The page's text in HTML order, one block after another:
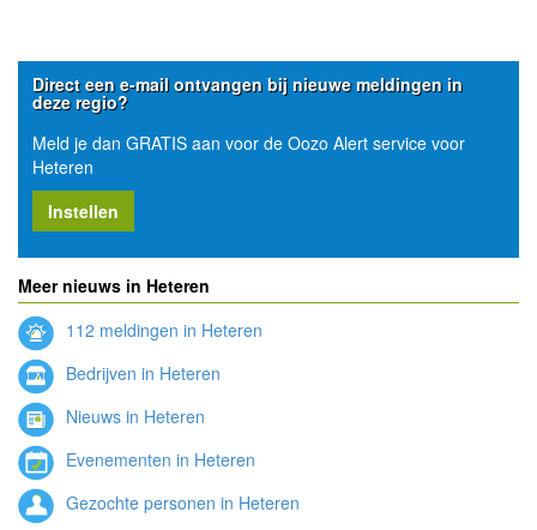
Direct een e-mail ontvangen bij nieuwe meldingen in
deze regio?
Meld je dan GRATIS aan voor de Oozo Alert service voor
Heteren
Instellen
Meer nieuws in Heteren
112 meldingen in Heteren
Bedrijven in Heteren
Nieuws in Heteren
Evenementen in Heteren
Gezochte personen in Heteren